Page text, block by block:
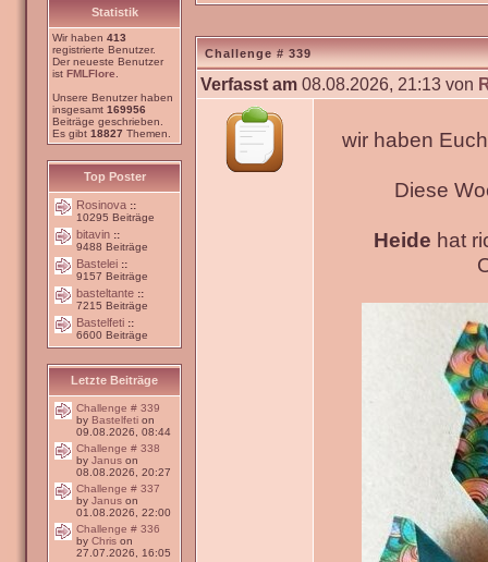
Statistik
Wir haben 413
registrierte Benutzer.
Der neueste Benutzer
ist FMLFlore
Unsere Benutzer haben
insgesamt 169956
Beiträge geschrieben.
Es gibt 18827 Themen.
Top Poster
Rosinova ::
10295 Beiträge
bitavin ::
9488 Beiträge
Bastelei ::
9157 Beiträge
basteltante ::
7215 Beiträge
Bastelfeti ::
6600 Beiträge
Letzte Beiträge
Challenge # 339
by Bastelfeti on
09.08.2026, 08:44
Challenge # 338
by Janus on
08.08.2026, 20:27
Challenge # 337
by Janus on
01.08.2026, 22:00
Challenge # 336
by Chris on
27.07.2026, 16:05
Challenge # 339
Verfasst am 08.08.2026, 21:13 von
wir haben
Diese
Heide hat